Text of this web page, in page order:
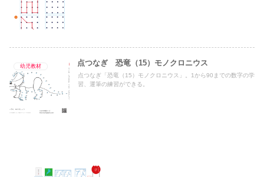
幼児教材 点つなぎ 恐竜（15）モノクロニウス
点つなぎ「恐竜（15）モノクロニウス」。1から90までの数字の学
習、運筆の練習ができる。